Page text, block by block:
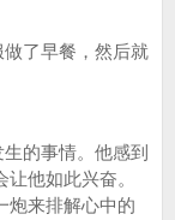
了早餐，然后就
的事情。他感到
他如此兴奋。
炮来排解心中的